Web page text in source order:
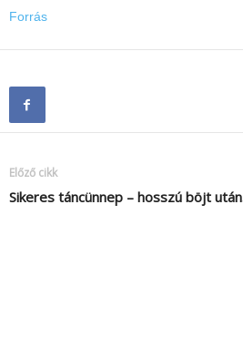
Forrás
Előző cikk
Sikeres táncünnep – hosszú böjt